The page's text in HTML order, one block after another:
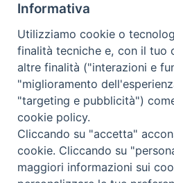
Redazione
Scrivici
Copyright © 2019 -
Trentina Editrice
Privacy Policy
Informativa
Utilizziamo cookie o
finalità tecniche e, con il tuo
altre finalità ("interazioni e
"miglioramento
"targeting e pubblicità")
cookie policy.
Cliccando su "accetta"
cookie. Cliccando su
maggiori informazioni sui